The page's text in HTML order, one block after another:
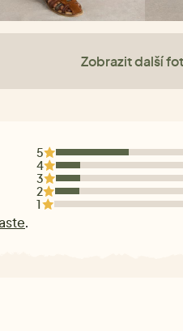
Zobrazit další
.
5
4
3
2
1